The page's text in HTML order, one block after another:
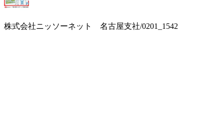
株式会社ニッソーネット 名古屋支社/0201_1542